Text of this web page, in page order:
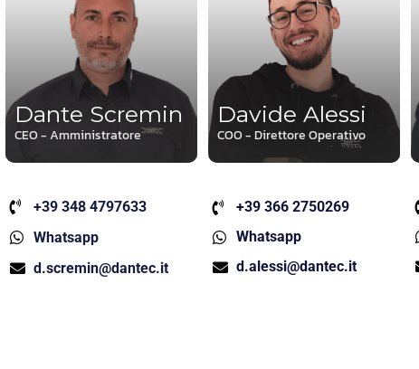
Dante Scremin
CEO - Amministratore
+39 348 4797633
Whatsapp
d.scremin@dantec.it
Davide Alessi
COO - Direttore Operativo
+39 366 2750269
Whatsapp
d.alessi@dantec.it